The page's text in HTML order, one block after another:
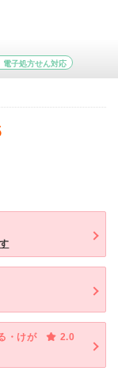
電子処方せん対応
・けが
2.0